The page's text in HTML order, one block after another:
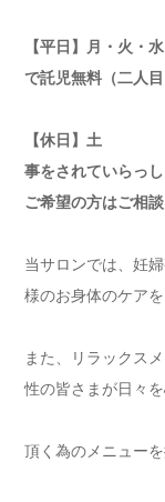
【平日】月・火
で託児無料（二人
【休日】土
事をされていらっ
ご希望の方はご相談
当サロンでは、妊
様のお身体のケア
また、リラックス
性の皆さまが日々
頂く為のメニューを